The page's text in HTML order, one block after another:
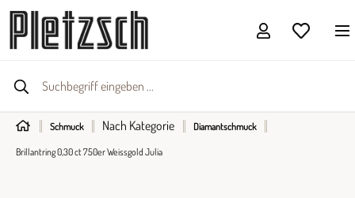
Schmuck Nach Kategorie Diamantschmuck
Brillantring 0,30 ct 750er Weissgold Julia